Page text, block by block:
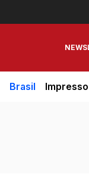
Brasil Impresso